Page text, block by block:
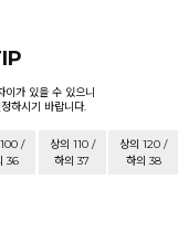
이가 있을 수 있으니
하시기 바랍니다.
/
36
상의 110 /
하의 37
상의 120 /
하의 38